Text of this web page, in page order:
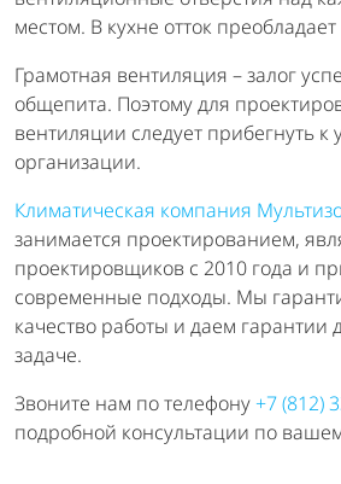
местом. В кухне отток
Грамотная вентиляция – залог
общепита. Поэтому для
вентиляции следует прибегнуть к
организации.
Климатическая компания
занимается проектированием,
проектировщиков с 2010 года и
современные подходы. Мы
качество работы и даем
задаче.
Звоните нам по телефону+7 (812)
подробной консультации по